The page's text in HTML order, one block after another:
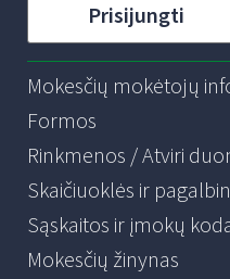
Prisijungti
Mokesčių mokėtojų
Formos
Rinkmenos / Atviri
Skaičiuoklės ir
Sąskaitos ir įmokų
Mokesčių žinynas